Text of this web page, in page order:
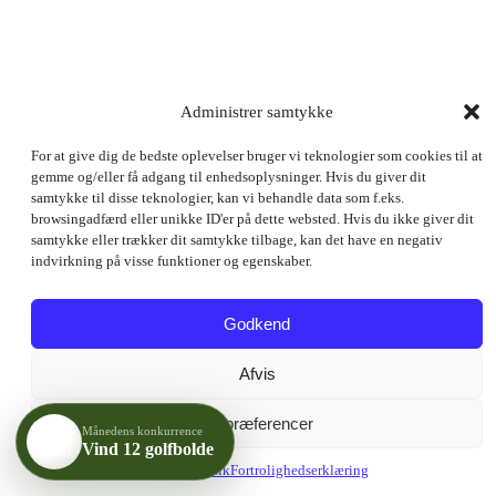
Administrer samtykke
For at give dig de bedste oplevelser bruger vi teknologier som cookies til at
gemme og/eller få adgang til enhedsoplysninger. Hvis du giver dit
samtykke til disse teknologier, kan vi behandle data som f.eks.
browsingadfærd eller unikke ID'er på dette websted. Hvis du ikke giver dit
samtykke eller trækker dit samtykke tilbage, kan det have en negativ
indvirkning på visse funktioner og egenskaber.
Godkend
Afvis
Se præferencer
CookiepolitikFortrolighedserklæring
Månedens konkurrence
Vind 12 golfbolde